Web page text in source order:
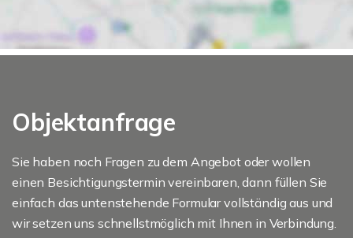
Objektanfrage
Sie haben noch Fragen zu dem Angebot oder wollen
einen Besichtigungstermin vereinbaren, dann füllen Sie
einfach das untenstehende Formular vollständig aus und
wir setzen uns schnellstmöglich mit Ihnen in Verbindung.